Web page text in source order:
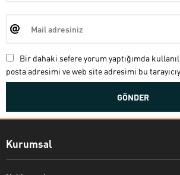
Bir dahaki sefere yorum yaptığımda
posta adresimi ve web site adresimi bu
Kurumsal